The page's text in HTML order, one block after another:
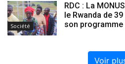
Société
RDC : La
le Rwanda de
son programme
Voir